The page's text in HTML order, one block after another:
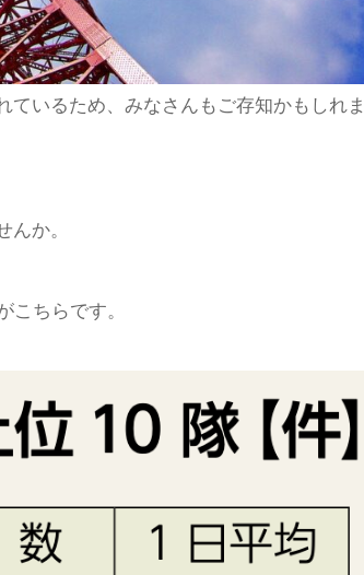
ているため、みなさんもご存知かもしれ
んか。
こちらです。